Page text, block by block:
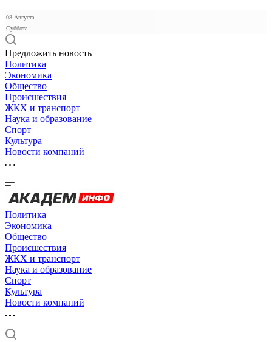
08 Августа
Суббота
Предложить новость
Политика
Экономика
Общество
Происшествия
ЖКХ и транспорт
Наука и образование
Спорт
Культура
Новости компаний
Политика
Экономика
Общество
Происшествия
ЖКХ и транспорт
Наука и образование
Спорт
Культура
Новости компаний